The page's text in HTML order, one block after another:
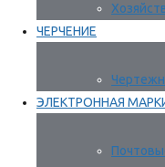
ЧЕРЧЕНИЕ
ЭЛЕКТРОННАЯ